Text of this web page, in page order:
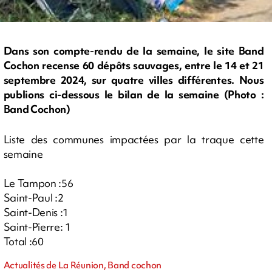
Dans son compte-rendu de la semaine, le site Band
Cochon recense 60 dépôts sauvages, entre le 14 et 21
septembre 2024, sur quatre villes différentes. Nous
publions ci-dessous le bilan de la semaine (Photo :
Band Cochon)
Liste des communes impactées par la traque cette
semaine
Le Tampon :56
Saint-Paul :2
Saint-Denis :1
Saint-Pierre: 1
Total :60
Actualités de La Réunion, Band cochon